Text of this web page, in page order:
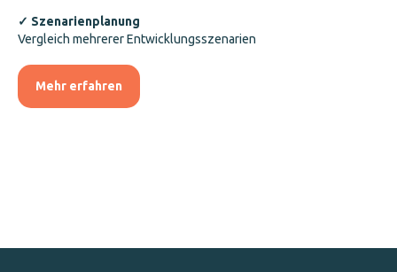
✓ Szenarienplanung
Vergleich mehrerer Entwicklungsszenarien
Mehr erfahren